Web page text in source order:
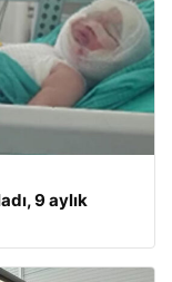
9 aylık